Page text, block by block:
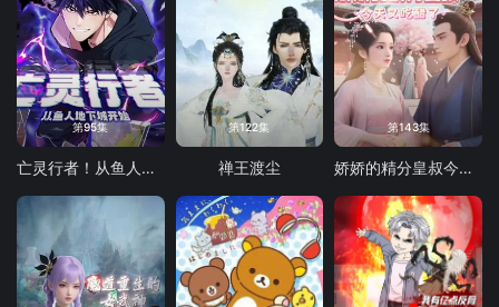
第95集
亡灵行者！从鱼人地下城开始 动态漫画
第122集
禅王渡尘
第143集
娇娇的精分皇叔今天又吃醋了